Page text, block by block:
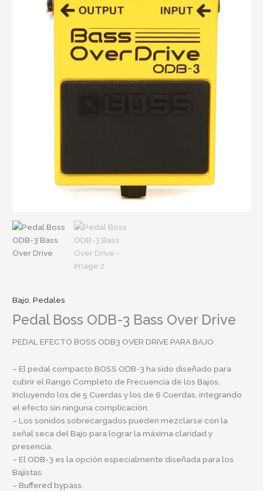
Bajo ,Pedales
Pedal Boss ODB-3 Bass Over Drive
PEDAL EFECTO BOSS ODB3 OVER DRIVE PARA BAJO
– El pedal compacto BOSS ODB-3 ha sido diseñado para
cubrir el Rango Completo de Frecuencia de los Bajos,
Incluyendo los de 5 Cuerdas y los de 6 Cuerdas, integrando
el efecto sin ninguna complicación.
– Los sonidos sobrecargados pueden mezclarse con la
señal seca del Bajo para lograr la máxima claridad y
presencia.
– El ODB-3 es la opción especialmente diseñada para los
Bajistas.
– Buffered bypass.